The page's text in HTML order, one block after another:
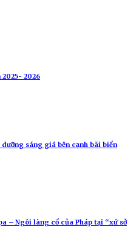
2026
sáng giá bên cạnh bãi biển
– Ngôi làng cổ của Pháp tại “xứ sở